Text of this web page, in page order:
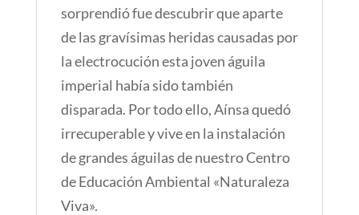
sorprendió fue descubrir que aparte
de las gravísimas heridas causadas por
la electrocución esta joven águila
imperial había sido también
disparada. Por todo ello, Aínsa quedó
irrecuperable y vive en la instalación
de grandes águilas de nuestro Centro
de Educación Ambiental «Naturaleza
Viva».